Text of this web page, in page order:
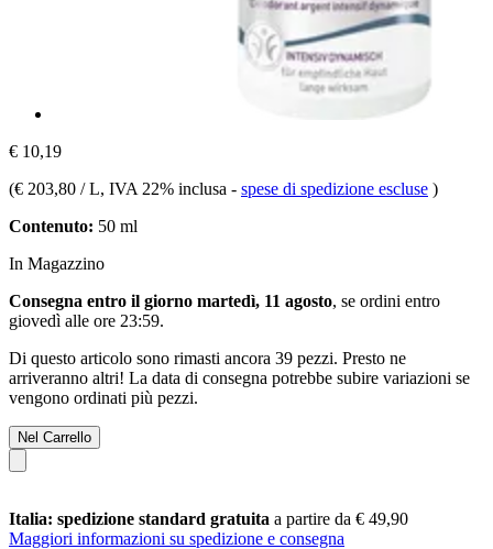
€ 10,19
(€ 203,80 / L, IVA 22% inclusa - spese di spedizione escluse )
Contenuto: 50 ml
In Magazzino
Consegna entro il giorno martedì, 11 agosto, se ordini entro
giovedì alle ore 23:59.
Di questo articolo sono rimasti ancora 39 pezzi. Presto ne
arriveranno altri! La data di consegna potrebbe subire variazioni se
vengono ordinati più pezzi.
Nel Carrello
Italia: spedizione standard gratuita a partire da € 49,90
Maggiori informazioni su spedizione e consegna